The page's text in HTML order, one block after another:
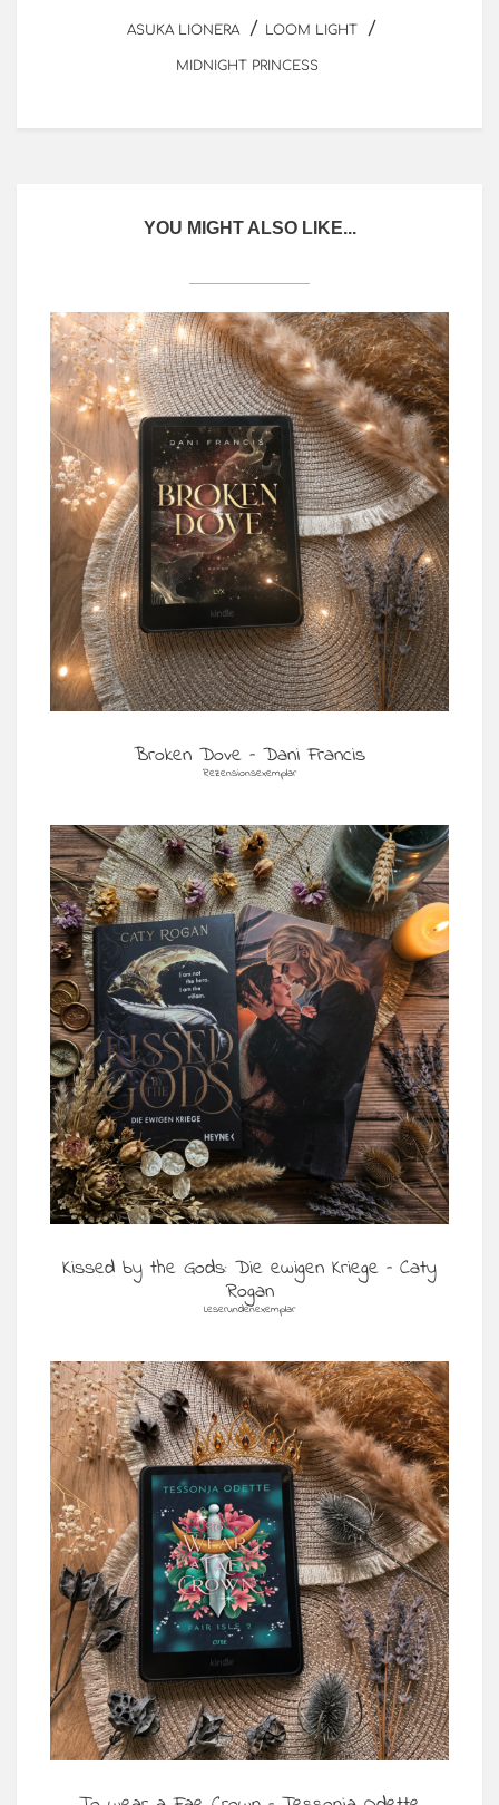
ASUKA LIONERA / LOOM LIGHT /
MIDNIGHT PRINCESS
YOU MIGHT ALSO LIKE...
Broken Dove – Dani Francis
Rezensionsexemplar
Kissed by the Gods: Die ewigen Kriege – Caty
Rogan
Leserundenexemplar